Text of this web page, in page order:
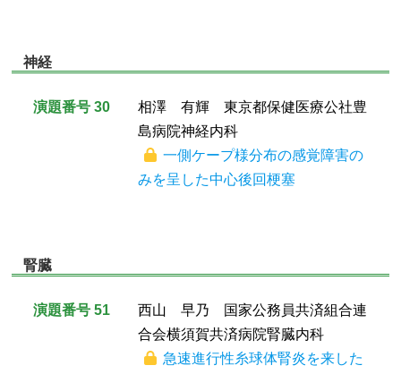
神経
演題番号 30
相澤 有輝 東京都保健医療公社豊
島病院神経内科
一側ケープ様分布の感覚障害の
みを呈した中心後回梗塞
腎臓
演題番号 51
西山 早乃 国家公務員共済組合連
合会横須賀共済病院腎臓内科
急速進行性糸球体腎炎を来した